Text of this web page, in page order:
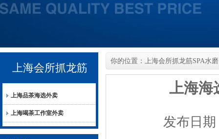
上海会所抓龙筋
SPA水磨
上海品茶海选外卖
上海喝茶工作室外卖
你的位置： 上海会所抓龙筋SPA水磨
上海海
发布日